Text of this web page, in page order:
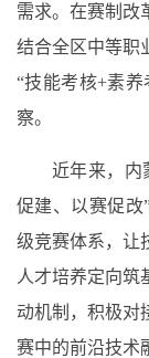
需求。在赛制改
结合全区中等职
“技能考核+素
察。
近年来，内
促建、以赛促
级竞赛体系，让
人才培养定向筑
动机制，积极对
赛中的前沿技术